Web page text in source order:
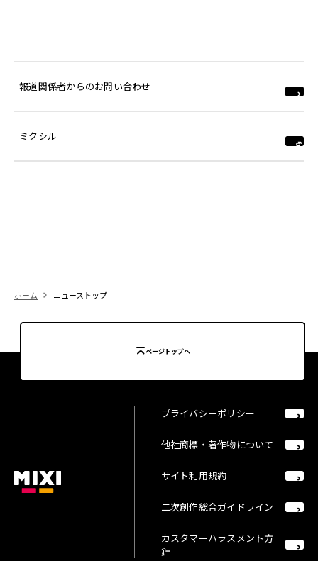
報道関係者からのお問い合わせ
ミクシル
ホーム ニューストップ
ページトップへ
プライバシーポリシー
他社商標・著作物について
サイト利用規約
二次創作総合ガイドライン
カスタマーハラスメント方
針